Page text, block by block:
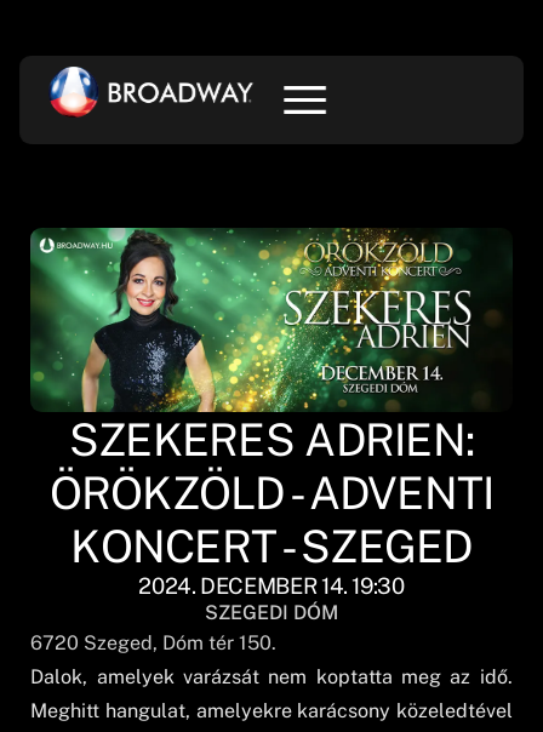
SZEKERES ADRIEN:
ÖRÖKZÖLD - ADVENTI
KONCERT - SZEGED
2024. DECEMBER 14. 19:30
SZEGEDI DÓM
6720 Szeged, Dóm tér 150.
Dalok, amelyek varázsát nem koptatta meg az idő.
Meghitt hangulat, amelyekre karácsony közeledtével